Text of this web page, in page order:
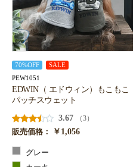
70%OFF SALE
PEW1051
EDWIN（ エドウィン）もこもこ
パッチスウェット
3.67
（3）
販売価格：
￥1,056
グレー